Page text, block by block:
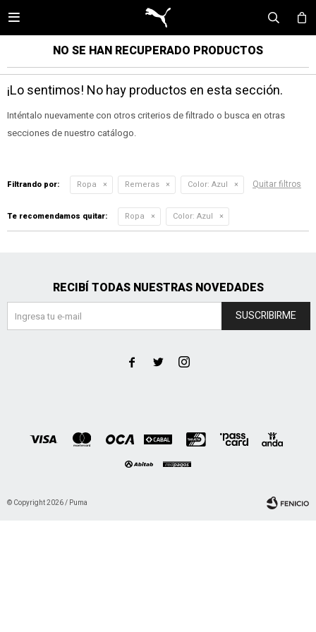

NO SE HAN RECUPERADO PRODUCTOS
¡Lo sentimos! No hay productos en esta sección.
Inténtalo nuevamente con otros criterios de filtrado o busca en otras
secciones de nuestro catálogo.
Filtrando por: Ropa Remeras Color: Azul Quitar filtros
Te recomendamos quitar: Ropa Color: Azul
RECIBÍ TODAS NUESTRAS NOVEDADES
SUSCRIBIRME
  
© Copyright 2026 / Puma